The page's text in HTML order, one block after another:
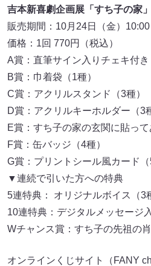
吉本新喜劇企画展「すち子の家
販売期間：10月24日（金）
価格：1回 770円（税込）
A賞：直筆サイン入りチェキ付き
B賞：巾着袋（1種）
C賞：アクリルスタンド（3種）
D賞：アクリルキーホルダー（3
E賞：すち子の家の玄関に貼って
F賞：缶バッジ（4種）
G賞：プリントシール風カード（
▼連続で引いた方への特典
5連特典： オリジナルボイス（3
10連特典：デジタルメッセージ
Wチャンス賞：すち子の先祖
オンラインくじサイト（FANY